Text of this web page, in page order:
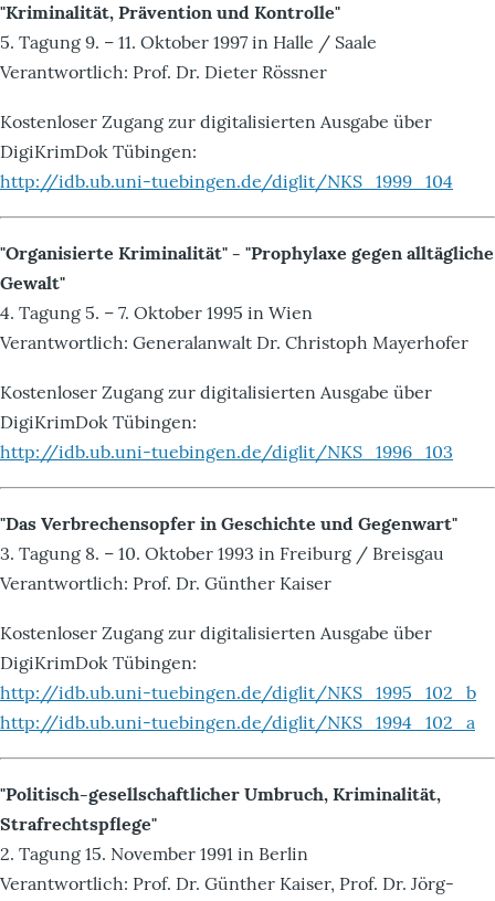
"Kriminalität, Prävention und Kontrolle"
5. Tagung 9. – 11. Oktober 1997 in Halle / Saale
Verantwortlich: Prof. Dr. Dieter Rössner
Kostenloser Zugang zur digitalisierten Ausgabe über
DigiKrimDok Tübingen:
http://idb.ub.uni-tuebingen.de/diglit/NKS_1999_104
"Organisierte Kriminalität" - "Prophylaxe gegen alltägliche
Gewalt"
4. Tagung 5. – 7. Oktober 1995 in Wien
Verantwortlich: Generalanwalt Dr. Christoph Mayerhofer
Kostenloser Zugang zur digitalisierten Ausgabe über
DigiKrimDok Tübingen:
http://idb.ub.uni-tuebingen.de/diglit/NKS_1996_103
"Das Verbrechensopfer in Geschichte und Gegenwart"
3. Tagung 8. – 10. Oktober 1993 in Freiburg / Breisgau
Verantwortlich: Prof. Dr. Günther Kaiser
Kostenloser Zugang zur digitalisierten Ausgabe über
DigiKrimDok Tübingen:
http://idb.ub.uni-tuebingen.de/diglit/NKS_1995_102_b
http://idb.ub.uni-tuebingen.de/diglit/NKS_1994_102_a
"Politisch-gesellschaftlicher Umbruch, Kriminalität,
Strafrechtspflege"
2. Tagung 15. November 1991 in Berlin
Verantwortlich: Prof. Dr. Günther Kaiser, Prof. Dr. Jörg-